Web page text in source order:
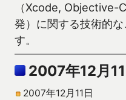
（Xcode, Objective-
発）に関する技術的
す。
2007年12月
2007年12月11日